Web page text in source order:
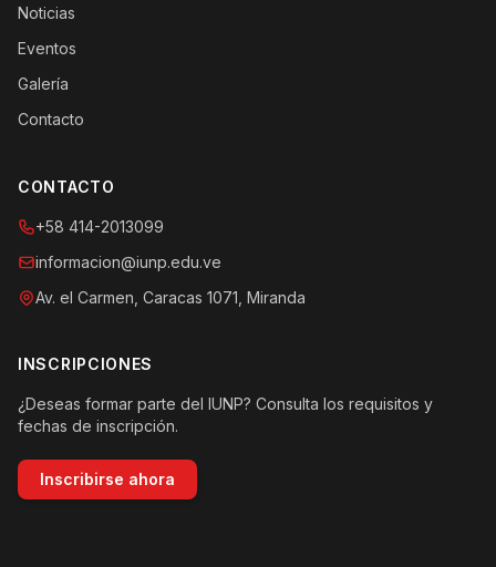
Noticias
Eventos
Galería
Contacto
CONTACTO
+58 414-2013099
informacion@iunp.edu.ve
Av. el Carmen, Caracas 1071, Miranda
INSCRIPCIONES
¿Deseas formar parte del IUNP? Consulta los requisitos y
fechas de inscripción.
Inscribirse ahora